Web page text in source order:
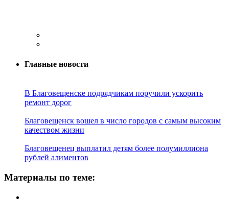
Главные новости
В Благовещенске подрядчикам поручили ускорить
ремонт дорог
Благовещенск вошел в число городов с самым высоким
качеством жизни
Благовещенец выплатил детям более полумиллиона
рублей алиментов
Материалы по теме: